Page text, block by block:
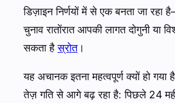
डिज़ाइन निर्णयों में से एक बनता जा
चुनाव रातोंरात आपकी लागत दोगुनी या
सकता हैस्रोत।
यह अचानक इतना महत्वपूर्ण क्यों हो गया
तेज़ गति से आगे बढ़ रहा है: पिछले 24